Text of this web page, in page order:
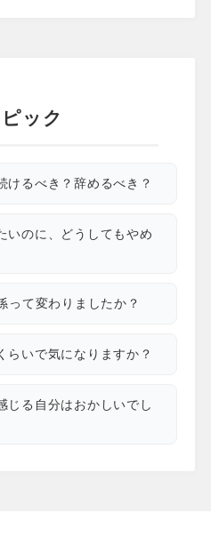
ック
けるべき？辞めるべき？
いのに、どうしてもやめ
って変わりましたか？
らいで気になりますか？
じる自分はおかしいでし